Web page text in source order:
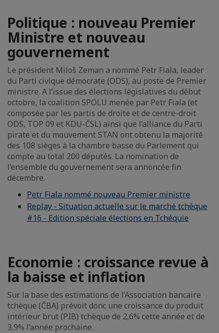
Politique : nouveau Premier
Ministre et nouveau
gouvernement
Le président Miloš Zeman a nommé Petr Fiala, leader
du Parti civique démocrate (ODS), au poste de Premier
ministre. A l’issue des élections législatives du début
octobre, la coalition SPOLU menée par Petr Fiala (et
composée par les partis de droite et de centre-droit
ODS, TOP 09 et KDU-ČSL) ainsi que l’alliance du Parti
pirate et du mouvement STAN ont obtenu la majorité
des 108 sièges à la chambre basse du Parlement qui
compte au total 200 députés. La nomination de
l’ensemble du gouvernement sera annoncée fin
décembre.
Petr Fiala nommé nouveau Premier ministre
Replay - Situation actuelle sur le marché tchèque
#16 - Edition spéciale élections en Tchéquie
Economie : croissance revue à
la baisse et inflation
Sur la base des estimations de l’Association bancaire
tchèque (ČBA) prévoit donc une croissance du produit
intérieur brut (PIB) tchèque de 2,6% cette année et de
3,9% l’année prochaine.